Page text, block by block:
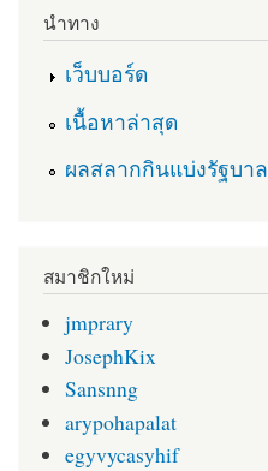
นำทาง
เว็บบอร์ด
เนื้อหาล่าสุด
ผลสลากกินแบ่งรัฐบาล
(link is external)
สมาชิกใหม่
jmprary
JosephKix
Sansnng
arypohapalat
egyvycasyhif